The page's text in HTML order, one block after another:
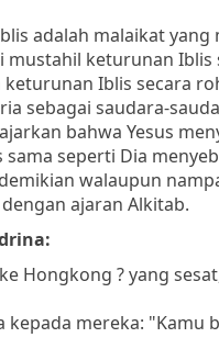
adalah malaikat
mustahil keturunan
keturunan Iblis secara
sebagai saudara-
bahwa Yesus
sama seperti Dia
walaupun
ajaran Alkitab.
Hongkong ? yang
kepada mereka: "Kamu